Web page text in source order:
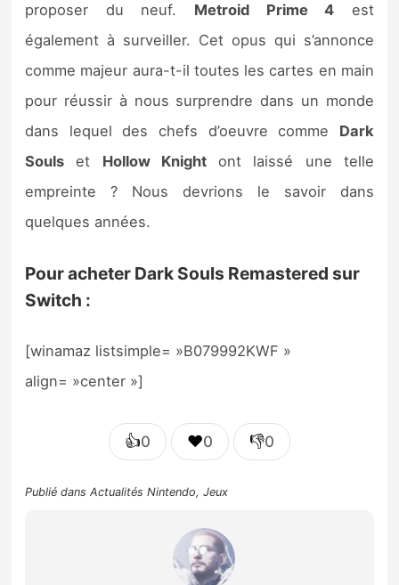
proposer du neuf. Metroid Prime 4 est
également à surveiller. Cet opus qui s’annonce
comme majeur aura-t-il toutes les cartes en main
pour réussir à nous surprendre dans un monde
dans lequel des chefs d’oeuvre comme Dark
Souls et Hollow Knightont laissé une telle
empreinte ? Nous devrions le savoir dans
quelques années.
Pour acheter Dark Souls Remastered sur
Switch :
[winamaz listsimple= »B079992KWF »
align= »center »]
👍0 ❤️0 👎0
Publié dansActualités Nintendo,Jeux